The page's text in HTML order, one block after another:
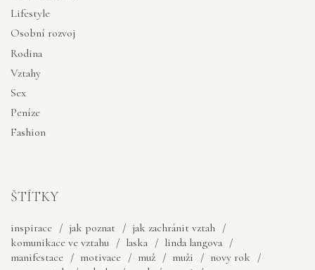
Lifestyle
Osobní rozvoj
Rodina
Vztahy
Sex
Peníze
Fashion
ŠTÍTKY
inspirace jak poznat
jak zachránit vztah
komunikace ve vztahu
laska
linda langova
manifestace
motivace muž muži
novy rok